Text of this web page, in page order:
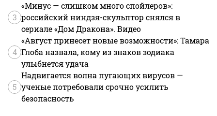
3
«Минус — слишком много спойлеров»:
российский ниндзя-скульптор снялся в
сериале «Дом Дракона». Видео
4
«Август принесет новые возможности»: Тамара
Глоба назвала, кому из знаков зодиака
улыбнется удача
5
Надвигается волна пугающих вирусов —
ученые потребовали срочно усилить
безопасность